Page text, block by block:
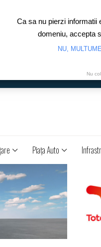
Piaţa Auto
Ca sa nu pierzi informatii
domeniu, accepta
NU,
Nu